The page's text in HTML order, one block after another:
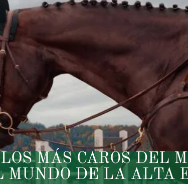
MÁS CAROS DEL
MUNDO DE LA ALTA